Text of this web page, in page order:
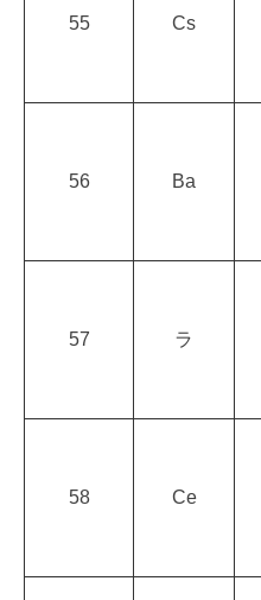
55 Cs
56 Ba
57 ラ
58 Ce